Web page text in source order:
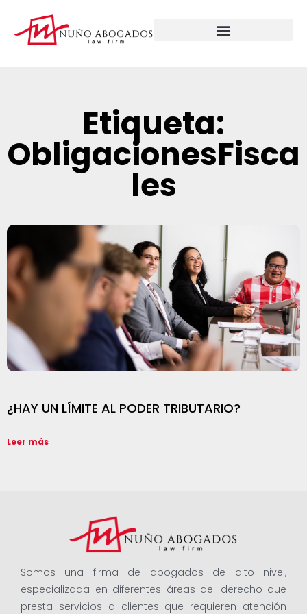
Etiqueta:
ObligacionesFisca
les
¿HAY UN LÍMITE AL PODER TRIBUTARIO?
Leer más
Somos una firma de abogados de alto nivel,
especializada en diferentes áreas del derecho que
presta servicios a clientes que requieren atención